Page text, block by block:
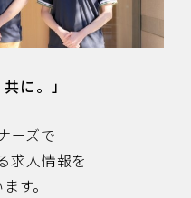
に。」
ーズで
求人情報を
す。